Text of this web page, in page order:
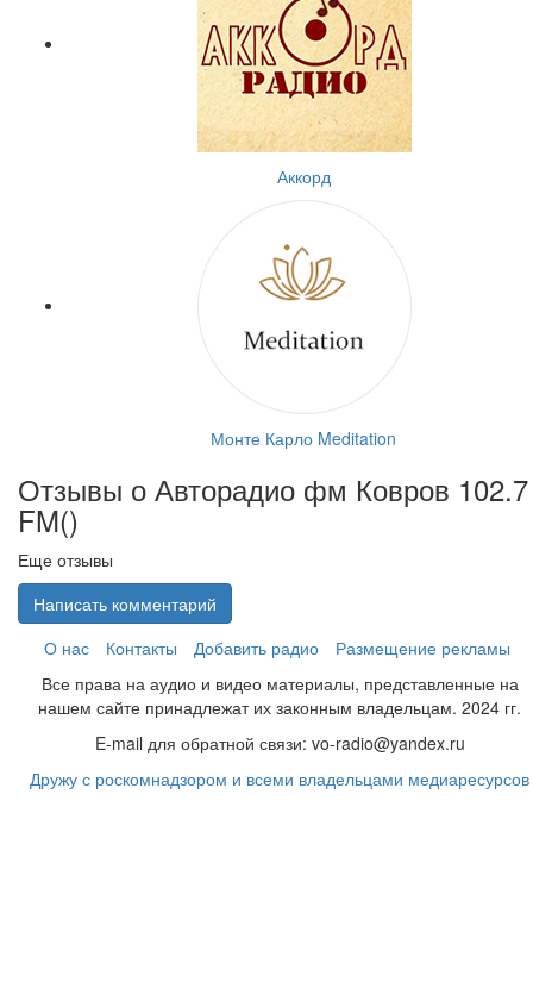
Аккорд
Монте Карло Meditation
Отзывы о Авторадио фм Ковров 102.7
FM()
Еще отзывы
Написать комментарий
О нас
Контакты Добавить радио
Размещение рекламы
Все права на аудио и видео материалы, представленные на
нашем сайте принадлежат их законным владельцам. 2024 гг.
E-mail для обратной связи: vo-radio@yandex.ru
Дружу с роскомнадзором и всеми владельцами медиаресурсов